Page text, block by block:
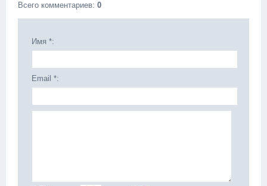
Всего комментариев: 0
Имя *:
Email *: